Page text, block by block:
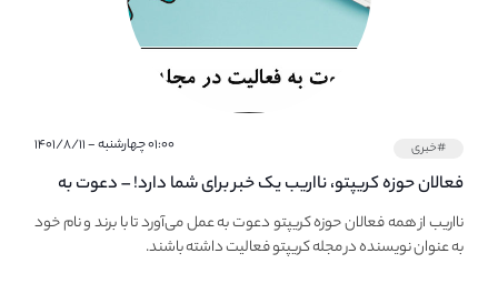
#خبری ۰۱:۰۰ چهارشنبه - ۱۴۰۱/۸/۱۱
فعالان حوزه کریپتو، نااریب یک خبر برای شما دارد! – دعوت به
فعالیت در مجله کریپتو
نااریب از همه فعالان حوزه کریپتو دعوت به عمل می‌آورد تا با برند و نام خود
به عنوان نویسنده در مجله کریپتو فعالیت داشته باشند.